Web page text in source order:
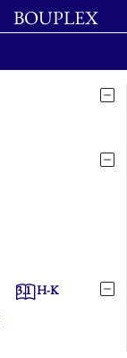
BOUPLEX
3.1H-K